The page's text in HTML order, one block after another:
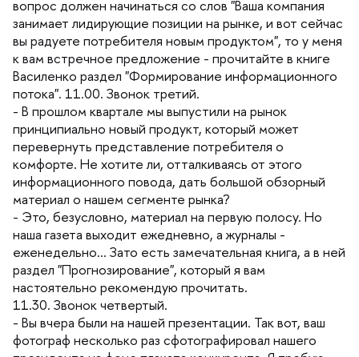
опрос должен начинаться со слов "Ваша компания
занимает лидирующие позиции на рынке, и вот сейчас
ы радуете потребителя новым продуктом", то у меня
к вам встречное предложение - прочитайте в книге
асиленко раздел "Формирование информационного
потока". 11.00. Звонок третий.
- В прошлом квартале мы выпустили на рынок
принципиально новый продукт, который может
перевернуть представление потребителя о
комфорте. Не хотите ли, отталкиваясь от этого
информационного повода, дать большой обзорный
материал о нашем сегменте рынка?
- Это, безусловно, материал на первую полосу. Но
наша газета выходит ежедневно, а журналы -
еженедельно... Зато есть замечательная книга, а в ней
раздел "Прогнозирование", который я вам
настоятельно рекомендую прочитать.
11.30. Звонок четвертый.
- Вы вчера были на нашей презентации. Так вот, ваш
фотограф несколько раз сфотографировал нашего